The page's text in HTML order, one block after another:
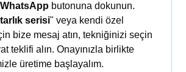
WhatsApp butonuna dokunun.
serisi" veya kendi özel
bize mesaj atın, tekniğinizi seçin
teklifi alın. Onayınızla birlikte
üretime başlayalım.